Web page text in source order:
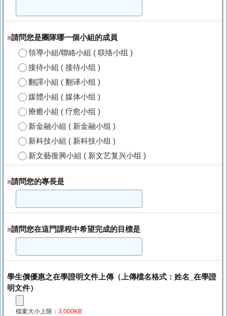
※請問您是團隊哪一個小組的成員
領導小組/聯絡小組 ( 联络小组 )
接待小組 ( 接待小组 )
翻譯小組 ( 翻译小组 )
媒體小組 ( 媒体小组 )
療癒小組 ( 疗愈小组 )
新金融小組 ( 新金融小组 )
新科技小組 ( 新科技小组 )
新文藝復興小組 ( 新文艺复兴小组 )
※請問您的專長是
※請問您在這門課程中希望完成的目標是
學生價優惠之在學證明文件上傳（上傳檔名格式：姓名_在學證
明文件）
檔案大小上限： 3,000KB